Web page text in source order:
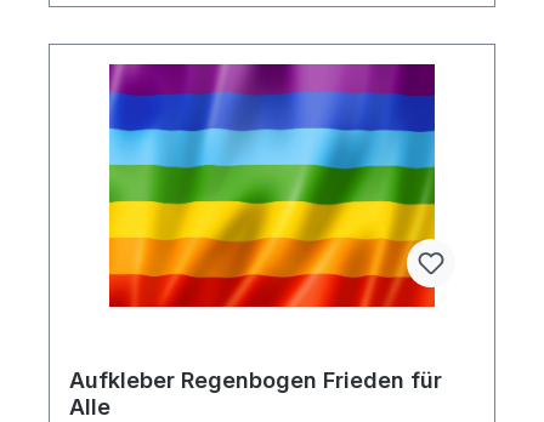
Aufkleber Regenbogen Frieden für
Alle